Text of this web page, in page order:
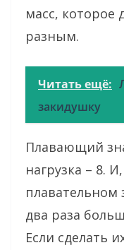
масс, которое
разным.
Читать ещё:
закидушку
Плавающий
нагрузка – 8.
плавательном
два раза
Если сделать